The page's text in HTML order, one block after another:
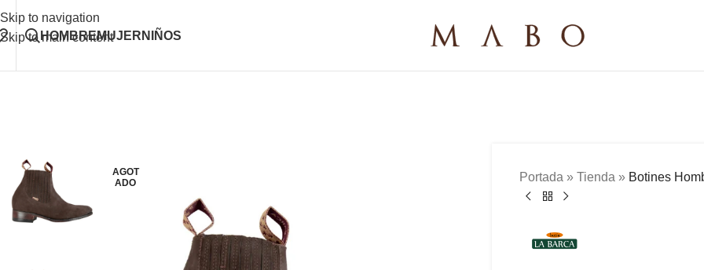
Skip to navigation
Skip to main content
HOMBREMUJER NIÑOS
AGOT
ADO
Portada » Tienda » Botines